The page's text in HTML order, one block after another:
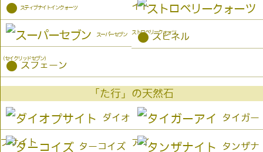
イト
● スティブナイトインクォーツ
ストロベリークォーツ
スーパーセブン
（セイクリッドセブン）
● スピネル
● スフェーン
「た行」の天然石
ダイオ
プサイト
タイガー
アイ
ターコイズ タンザナ